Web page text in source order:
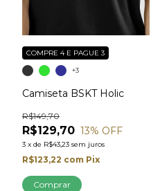
Camiseta BSKT Holic
R$129,70
R$149,70
13% OFF
3 x de R$43,23 sem juros
COMPRE 4 E PAGUE 3
R$123,22 com Pix
+3
Comprar